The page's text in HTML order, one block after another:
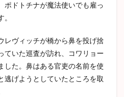
ポドトチナが魔法使いでも雇っ
ヴィッチが橋から鼻を投げ捨
ていた巡査が訪れ、コワリョー
した。鼻はある官吏の名前を使
逃げようとしていたところを取